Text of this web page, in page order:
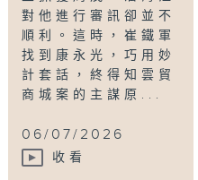
對他進行審訊卻並不
順利。這時，崔鐵軍
找到康永光，巧用妙
計套話，終得知雲貿
商城案的主謀原...
06/07/2026
收看